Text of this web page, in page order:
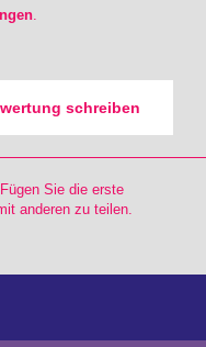
.
schreiben
Sie die erste
anderen zu teilen.